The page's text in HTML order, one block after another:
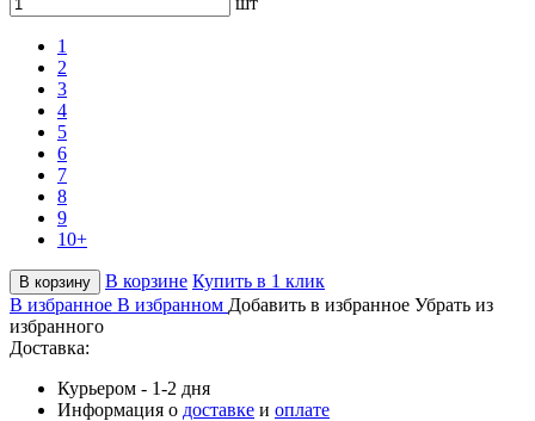
1
2
3
4
5
6
7
8
9
10+
В корзину В корзине Купить в 1 клик
В избранное В избранном Добавить в избранное Убрать из
избранного
Доставка:
Курьером - 1-2 дня
Информация о доставке и оплате